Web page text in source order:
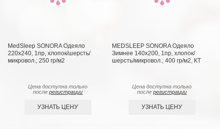
MedSleep SONORA Одеяло
220х240, 1пр, хлопок/шерсть/
микровол.; 250 гр/м2
Цена доступна только
послерегистрации
УЗНАТЬ ЦЕНУ
MEDSLEEP SONORA Одеяло
Зимнее 140х200, 1пр, хлопок/
шерсть/микровол.; 400 гр/м2, КТ
Цена доступна только
послерегистрации
УЗНАТЬ ЦЕНУ